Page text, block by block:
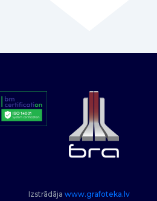
Izstrādājawww.grafoteka.lv